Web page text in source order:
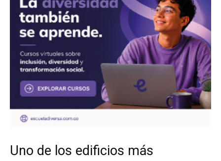
Uno de los edificios más